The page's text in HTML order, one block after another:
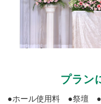
プラン
●ホール使用料 ●祭壇